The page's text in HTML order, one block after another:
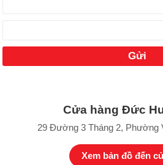
Cửa hàng Đức
29 Đường 3 Tháng 2, Phường
Xem bản đồ đến